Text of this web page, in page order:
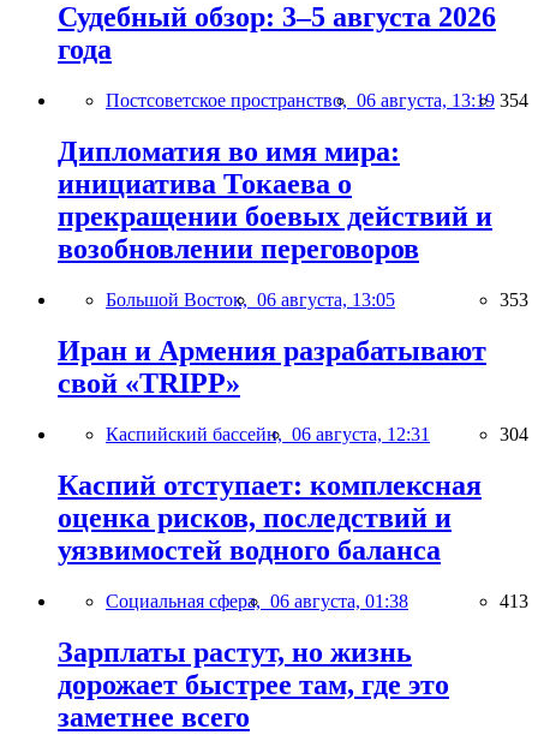
Судебный обзор: 3–5 августа 2026
года
Постсоветское пространство, 06 августа, 13:19 354
Дипломатия во имя мира:
инициатива Токаева о
прекращении боевых действий и
возобновлении переговоров
Большой Восток, 06 августа, 13:05 353
Иран и Армения разрабатывают
свой «TRIPP»
Каспийский бассейн, 06 августа, 12:31 304
Каспий отступает: комплексная
оценка рисков, последствий и
уязвимостей водного баланса
Социальная сфера, 06 августа, 01:38 413
Зарплаты растут, но жизнь
дорожает быстрее там, где это
заметнее всего